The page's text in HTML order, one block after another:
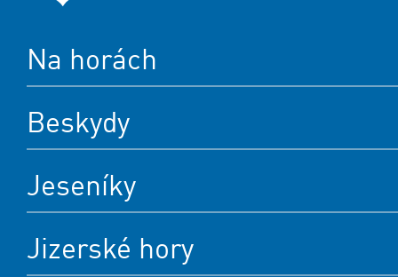
Na horách
Beskydy
Jeseníky
Jizerské hory